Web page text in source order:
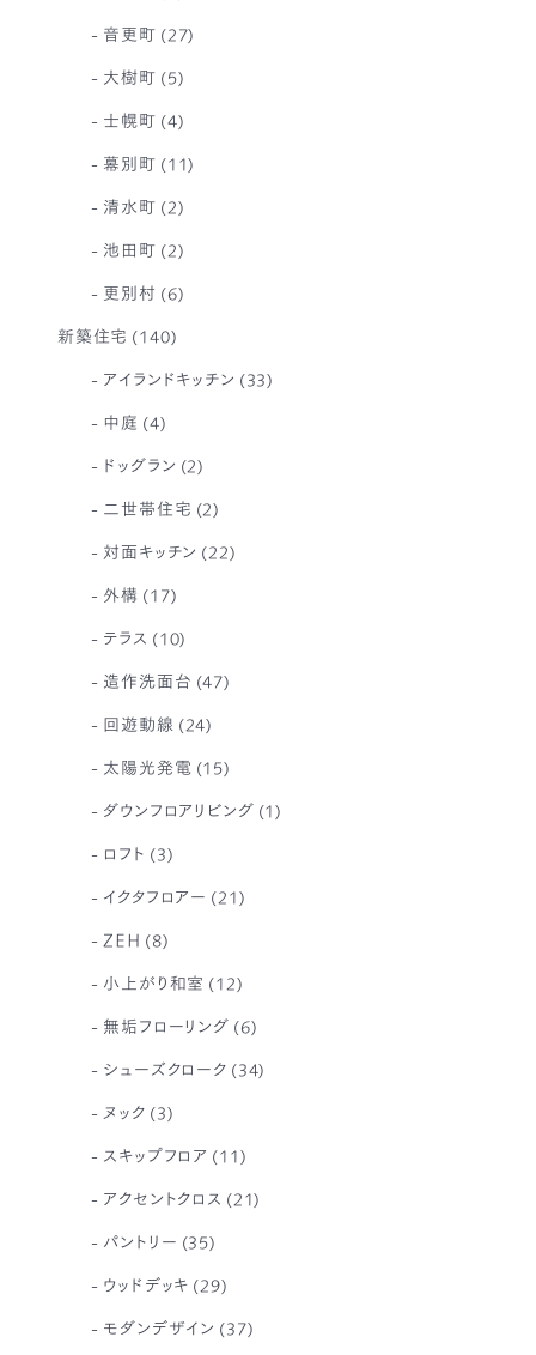
音更町 (27)
大樹町 (5)
士幌町 (4)
幕別町 (11)
清水町 (2)
池田町 (2)
更別村 (6)
新築住宅 (140)
アイランドキッチン (33)
中庭 (4)
ドッグラン (2)
二世帯住宅 (2)
対面キッチン (22)
外構 (17)
テラス (10)
造作洗面台 (47)
回遊動線 (24)
太陽光発電 (15)
ダウンフロアリビング (1)
ロフト (3)
イクタフロアー (21)
ZEH (8)
小上がり和室 (12)
無垢フローリング (6)
シューズクローク (34)
ヌック (3)
スキップフロア (11)
アクセントクロス (21)
パントリー (35)
ウッドデッキ (29)
モダンデザイン (37)